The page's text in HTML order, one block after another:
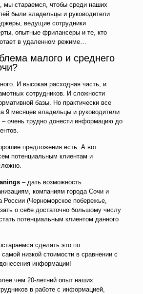
мы стараемся, чтобы среди наших
были владельцы и руководители
ведущие сотрудники
опытные фрилансеры и те, кто
в удаленном режиме…
малого и среднего
И высокая расходная часть, и
сотрудников. И сложности
базы. Но практически все
9 месяцев владельцы и руководители
– очень трудно донести информацию до
предложения есть. А вот
потенциальным клиентам и
– дать возможность
компаниям города Сочи и
России (Черноморское побережье,
о себе достаточно большому числу
потенциальным клиентом данного
сделать это по
низкой стоимости в сравнении с
информации!
чем 20-летний опыт наших
в работе с информацией,